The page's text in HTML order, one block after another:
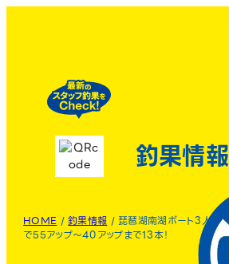
釣果情報
HOME /釣果情報 /琵琶湖南湖ボート3人
で55アップ～40アップまで13本！